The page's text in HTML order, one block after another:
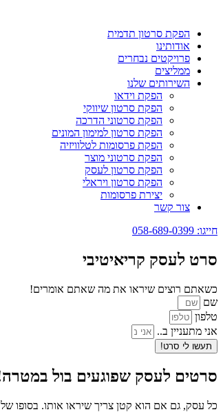
הפקת סרטון תדמית
אודותינו
פרויקטים נבחרים
ממליצים
השירותים שלנו
הפקת וידאו
הפקת סרטון שיווקי
הפקת סרטוני הדרכה
הפקת סרטון למימון המונים
הפקת פרסומות לטלוויזיה
הפקת סרטוני מוצר
הפקת סרטון לעסק
הפקת סרטון ויראלי
יצירת פרסומות
צור קשר
חייגו: 058-689-0399
סרט לעסק קריאיטיבי
כשאתם רוצים שיראו את מה שאתם אומרים!
שם
טלפון
אני מתעניין ב..
תעשו לי סרט!
סרטים לעסק שפוגעים בול
כל עסק, גם אם הוא קטן צריך שיראו אותו. בסופו